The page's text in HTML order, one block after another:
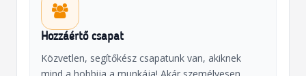
Hozzáértő csapat
Közvetlen, segítőkész csapatunk van, akiknek